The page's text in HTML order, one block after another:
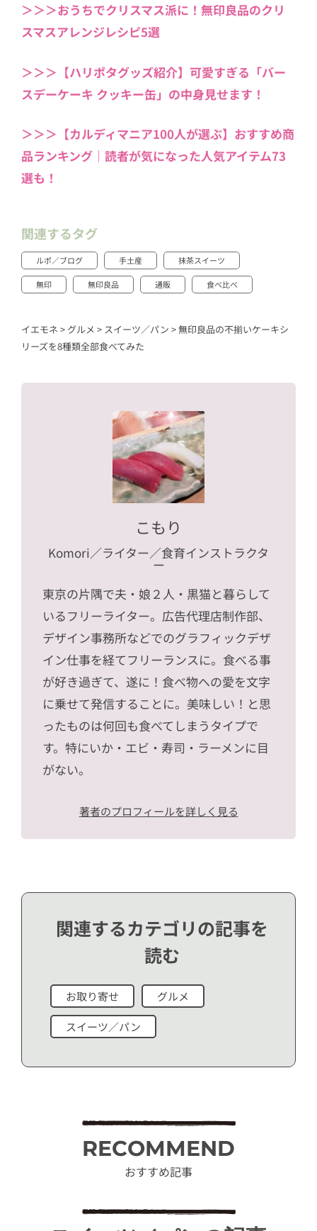
＞＞＞おうちでクリスマス派に！無印良品のクリ
スマスアレンジレシピ5選
＞＞＞【ハリポタグッズ紹介】可愛すぎる「バー
スデーケーキ クッキー缶」の中身見せます！
＞＞＞【カルディマニア100人が選ぶ】おすすめ商
品ランキング｜読者が気になった人気アイテム73
選も！
関連するタグ
ルポ／ブログ 手土産 抹茶スイーツ
無印 無印良品 通販 食べ比べ
イエモネ > グルメ > スイーツ／パン >無印良品の不揃いケーキシ
リーズを8種類全部食べてみた
こもり
Komori／ライター／食育インストラクタ
ー
東京の片隅で夫・娘２人・黒猫と暮らして
いるフリーライター。広告代理店制作部、
デザイン事務所などでのグラフィックデザ
イン仕事を経てフリーランスに。食べる事
が好き過ぎて、遂に！食べ物への愛を文字
に乗せて発信することに。美味しい！と思
ったものは何回も食べてしまうタイプで
す。特にいか・エビ・寿司・ラーメンに目
がない。
著者のプロフィールを詳しく見る
関連するカテゴリの記事を
読む
お取り寄せ グルメ
スイーツ／パン
RECOMMEND
おすすめ記事